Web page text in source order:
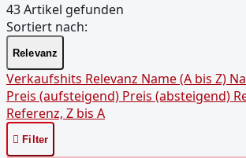
43 Artikel gefunden
Sortiert nach:
Relevanz
Verkaufshits Relevanz Name (A bis Z)
Preis (aufsteigend) Preis (absteigend)
Referenz, Z bis A
 Filter